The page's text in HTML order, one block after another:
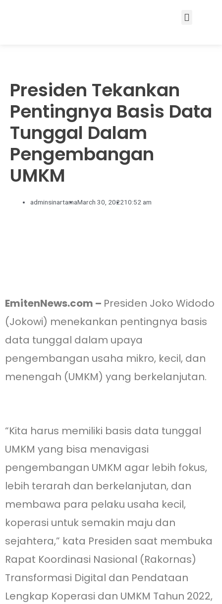
Presiden Tekankan
Pentingnya Basis Data
Tunggal Dalam
Pengembangan
UMKM
adminsinartamaMarch 30, 202210:52 am
EmitenNews.com – Presiden Joko Widodo
(Jokowi) menekankan pentingnya basis
data tunggal dalam upaya
pengembangan usaha mikro, kecil, dan
menengah (UMKM) yang berkelanjutan.
“Kita harus memiliki basis data tunggal
UMKM yang bisa menavigasi
pengembangan UMKM agar lebih fokus,
lebih terarah dan berkelanjutan, dan
membawa para pelaku usaha kecil,
koperasi untuk semakin maju dan
sejahtera,” kata Presiden saat membuka
Rapat Koordinasi Nasional (Rakornas)
Transformasi Digital dan Pendataan
Lengkap Koperasi dan UMKM Tahun 2022,